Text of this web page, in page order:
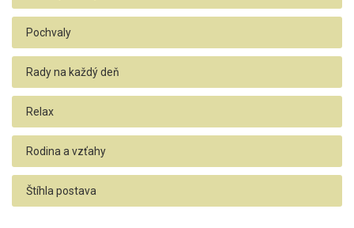
Pochvaly
Rady na každý deň
Relax
Rodina a vzťahy
Štíhla postava